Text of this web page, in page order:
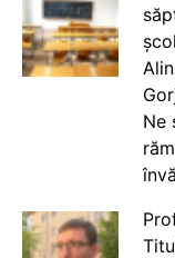
Ne